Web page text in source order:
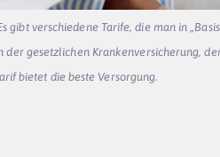
verschiedene Tarife, die man in
gesetzlichen Krankenversicherung,
bietet die beste Versorgung.